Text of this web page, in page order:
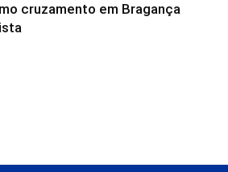
cruzamento em Bragança